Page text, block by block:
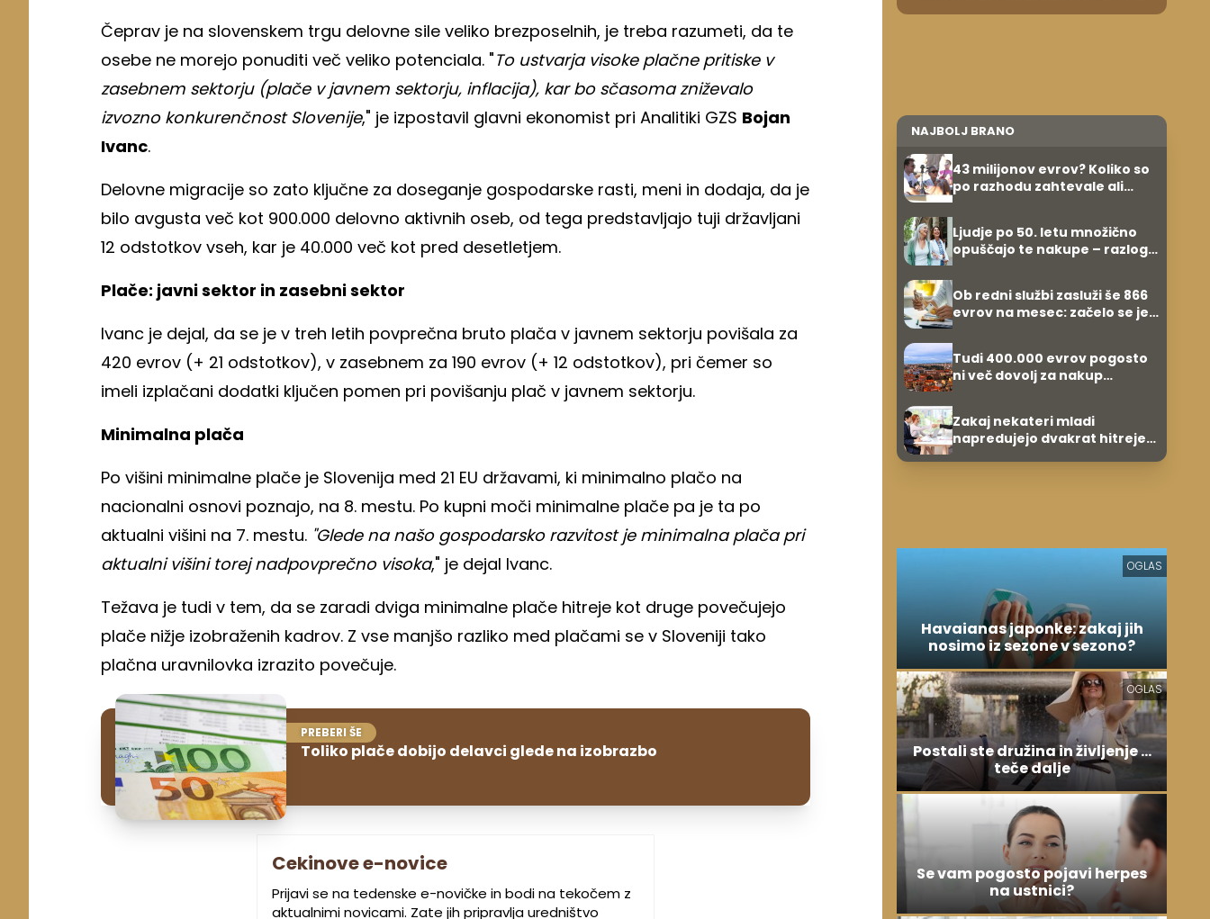
Čeprav je na slovenskem trgu delovne sile veliko brezposelnih, je treba razumeti, da te
osebe ne morejo ponuditi več veliko potenciala. "To ustvarja visoke plačne pritiske v
zasebnem sektorju (plače v javnem sektorju, inflacija), kar bo sčasoma zniževalo
izvozno konkurenčnost Slovenije," je izpostavil glavni ekonomist pri Analitiki GZS Bojan
Ivanc.
Delovne migracije so zato ključne za doseganje gospodarske rasti, meni in dodaja, da je
bilo avgusta več kot 900.000 delovno aktivnih oseb, od tega predstavljajo tuji državljani
12 odstotkov vseh, kar je 40.000 več kot pred desetletjem.
Plače: javni sektor in zasebni sektor
Ivanc je dejal, da se je v treh letih povprečna bruto plača v javnem sektorju povišala za
420 evrov (+ 21 odstotkov), v zasebnem za 190 evrov (+ 12 odstotkov), pri čemer so
imeli izplačani dodatki ključen pomen pri povišanju plač v javnem sektorju.
Minimalna plača
Po višini minimalne plače je Slovenija med 21 EU državami, ki minimalno plačo na
nacionalni osnovi poznajo, na 8. mestu. Po kupni moči minimalne plače pa je ta po
aktualni višini na 7. mestu. "Glede na našo gospodarsko razvitost je minimalna plača pri
aktualni višini torej nadpovprečno visoka," je dejal Ivanc.
Težava je tudi v tem, da se zaradi dviga minimalne plače hitreje kot druge povečujejo
plače nižje izobraženih kadrov. Z vse manjšo razliko med plačami se v Sloveniji tako
plačna uravnilovka izrazito povečuje.
PREBERI ŠE
Toliko plače dobijo delavci glede na izobrazbo
Cekinove e-novice
Prijavi se na tedenske e-novičke in bodi na tekočem z
aktualnimi novicami. Zate jih pripravlja uredništvo
NAJBOLJ BRANO
43 milijonov evrov? Koliko so
po razhodu zahtevale ali
Ljudje po 50. letu množično
opuščajo te nakupe – razlog
Ob redni službi zasluži še 866
evrov na mesec: začelo se je
Tudi 400.000 evrov pogosto
ni več dovolj za nakup
Zakaj nekateri mladi
napredujejo dvakrat hitreje
OGLAS
Havaianas japonke: zakaj jih
nosimo iz sezone v sezono?
OGLAS
Postali ste družina in življenje ...
teče dalje
Se vam pogosto pojavi herpes
na ustnici?